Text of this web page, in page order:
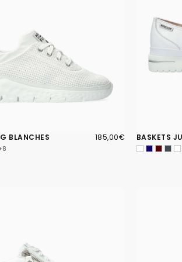
BLANCHES 185,00€
PRIX
185,00€ BASKETS